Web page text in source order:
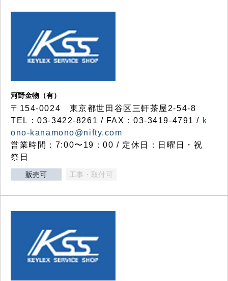
河野金物（有）
〒154-0024 東京都世田谷区三軒茶屋2-54-8
TEL：03-3422-8261 / FAX：03-3419-4791 / k
ono-kanamono@nifty.com
営業時間：7:00〜19：00 / 定休日：日曜日・祝
祭日
販売可 工事・取付可